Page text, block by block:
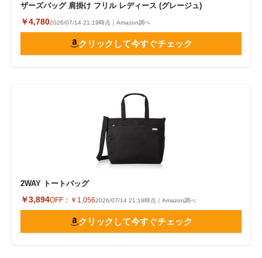
ザーズバッグ 肩掛け フリル レディース (グレージュ)
￥4,7802026/07/14 21:19時点｜Amazon調べ
クリックして今すぐチェック
2WAY トートバッグ
￥3,894OFF： ￥1,0562026/07/14 21:19時点｜Amazon調べ
クリックして今すぐチェック